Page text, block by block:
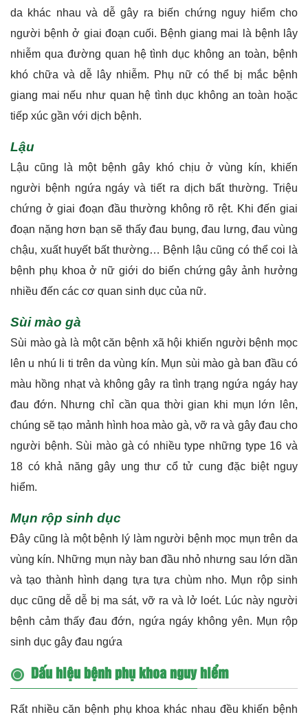
da khác nhau và dễ gây ra biến chứng nguy hiểm cho
người bệnh ở giai đoạn cuối. Bệnh giang mai là bệnh lây
nhiễm qua đường quan hệ tình dục không an toàn, bệnh
khó chữa và dễ lây nhiễm. Phụ nữ có thể bị mắc bệnh
giang mai nếu như quan hệ tình dục không an toàn hoặc
tiếp xúc gần với dịch bệnh.
Lậu
Lậu cũng là một bệnh gây khó chịu ở vùng kín, khiến
người bệnh ngứa ngáy và tiết ra dịch bất thường. Triệu
chứng ở giai đoạn đầu thường không rõ rệt. Khi đến giai
đoạn nặng hơn bạn sẽ thấy đau bụng, đau lưng, đau vùng
chậu, xuất huyết bất thường… Bệnh lậu cũng có thể coi là
bệnh phụ khoa ở nữ giới do biến chứng gây ảnh hưởng
nhiều đến các cơ quan sinh dục của nữ.
Sùi mào gà
Sùi mào gà là một căn bệnh xã hội khiến người bệnh mọc
lên u nhú li ti trên da vùng kín. Mụn sùi mào gà ban đầu có
màu hồng nhạt và không gây ra tình trạng ngứa ngáy hay
đau đớn. Nhưng chỉ cần qua thời gian khi mụn lớn lên,
chúng sẽ tạo mảnh hình hoa mào gà, vỡ ra và gây đau cho
người bệnh. Sùi mào gà có nhiều type những type 16 và
18 có khả năng gây ung thư cổ tử cung đặc biệt nguy
hiểm.
Mụn rộp sinh dục
Đây cũng là một bệnh lý làm người bệnh mọc mụn trên da
vùng kín. Những mụn này ban đầu nhỏ nhưng sau lớn dần
và tạo thành hình dạng tựa tựa chùm nho. Mụn rộp sinh
dục cũng dễ dễ bị ma sát, vỡ ra và lở loét. Lúc này người
bệnh cảm thấy đau đớn, ngứa ngáy không yên. Mụn rộp
sinh dục gây đau ngứa
Dấu hiệu bệnh phụ khoa nguy hiểm
Rất nhiều căn bệnh phụ khoa khác nhau đều khiến bệnh